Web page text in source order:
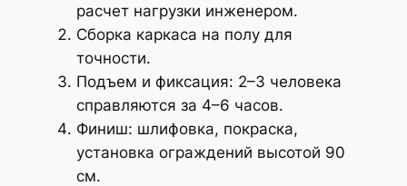
расчет нагрузки инженером.
Сборка каркаса на полу для
точности.
Подъем и фиксация: 2–3 человека
справляются за 4–6 часов.
Финиш: шлифовка, покраска,
установка ограждений высотой 90
см.